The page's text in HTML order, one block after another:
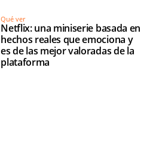
Qué ver
Netflix: una miniserie basada en
hechos reales que emociona y
es de las mejor valoradas de la
plataforma